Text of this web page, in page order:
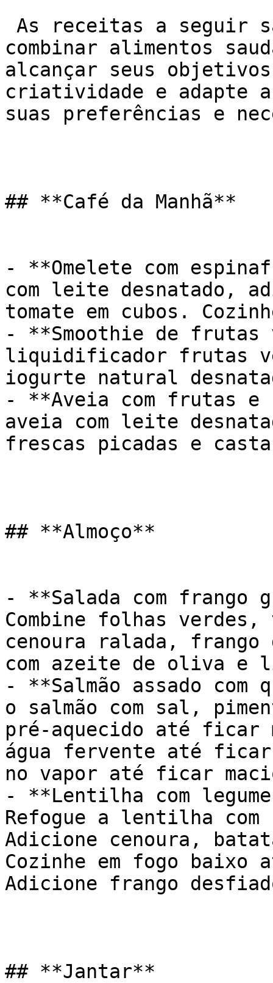
combinar alimentos
alcançar seus
criatividade e adapte
suas preferências e
## **Café da Manhã**
- **Omelete com
com leite desnatado,
tomate em cubos.
- **Smoothie de frutas
liquidificador frutas
iogurte natural
- **Aveia com frutas e
aveia com leite
frescas picadas e
## **Almoço**
- **Salada com frango
Combine folhas
cenoura ralada, frango
com azeite de oliva e
- **Salmão assado com
o salmão com sal,
pré-aquecido até ficar
água fervente até
no vapor até ficar
- **Lentilha com
Refogue a lentilha
Adicione cenoura,
Cozinhe em fogo
Adicione frango
## **Jantar**